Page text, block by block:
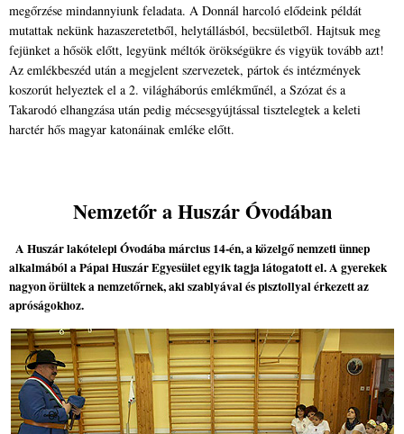
megőrzése mindannyiunk feladata. A Donnál harcoló elődeink példát
mutattak nekünk hazaszeretetből, helytállásból, becsületből. Hajtsuk meg
fejünket a hősök előtt, legyünk méltók örökségükre és vigyük tovább azt!
Az emlékbeszéd után a megjelent szervezetek, pártok és intézmények
koszorút helyeztek el a 2. világháborús emlékműnél, a Szózat és a
Takarodó elhangzása után pedig mécsesgyújtással tisztelegtek a keleti
harctér hős magyar katonáinak emléke előtt.
Nemzetőr a Huszár Óvodában
A Huszár lakótelepi Óvodába március 14-én, a közelgő nemzeti ünnep
alkalmából a Pápai Huszár Egyesület egyik tagja látogatott el. A gyerekek
nagyon örültek a nemzetőrnek, aki szablyával és pisztollyal érkezett az
apróságokhoz.